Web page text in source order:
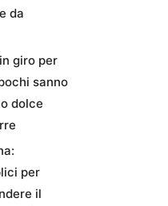
da
giro per
sanno
dolce
per
il